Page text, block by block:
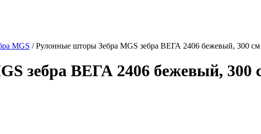
MGS / Рулонные шторы Зебра MGS зебра ВЕГА 2406 бежевый, 300 см
зебра ВЕГА 2406 бежевый, 300